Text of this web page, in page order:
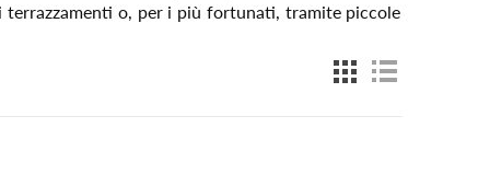
o, per i più fortunati, tramite piccole